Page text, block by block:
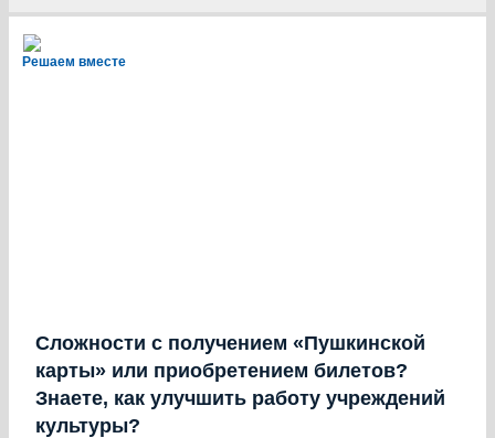
Решаем вместе
Сложности с получением «Пушкинской
карты» или приобретением билетов?
Знаете, как улучшить работу учреждений
культуры?